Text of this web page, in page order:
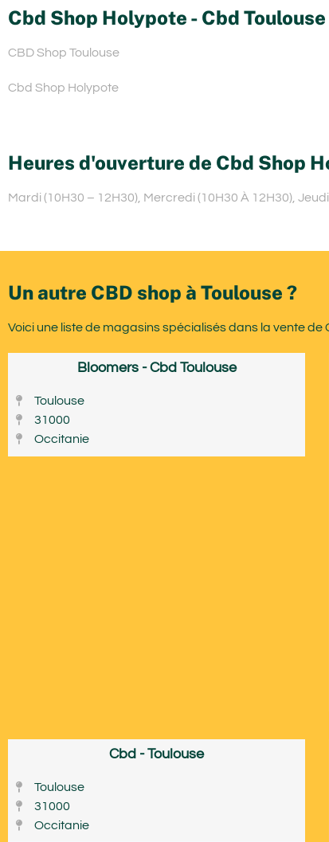
Cbd Shop Holypote - Cbd
CBD Shop Toulouse
Cbd Shop Holypote
Heures d'ouverture de Cbd Shop
Mardi (10H30 – 12H30), Mercredi (10H30 À 12H30),
Un autre CBD shop à Toulouse ?
Voici une liste de magasins spécialisés dans la vente de
Bloomers - Cbd Toulouse
Toulouse
31000
Occitanie
Cbd - Toulouse
Toulouse
31000
Occitanie